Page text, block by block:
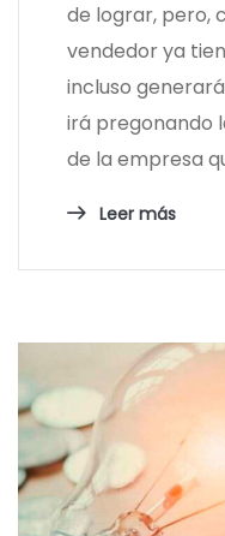
de lograr, pero,
vendedor ya
incluso
irá pregonando
de la empresa
Leer más